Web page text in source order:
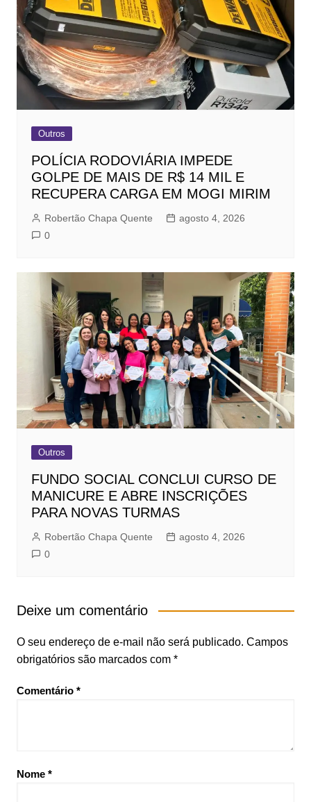
Outros
POLÍCIA RODOVIÁRIA IMPEDE
GOLPE DE MAIS DE R$ 14 MIL E
RECUPERA CARGA EM MOGI MIRIM
Robertão Chapa Quente
agosto 4, 2026
0
Outros
FUNDO SOCIAL CONCLUI CURSO DE
MANICURE E ABRE INSCRIÇÕES
PARA NOVAS TURMAS
Robertão Chapa Quente
agosto 4, 2026
0
Deixe um comentário
O seu endereço de e-mail não será publicado. Campos
obrigatórios são marcados com *
Comentário *
Nome *